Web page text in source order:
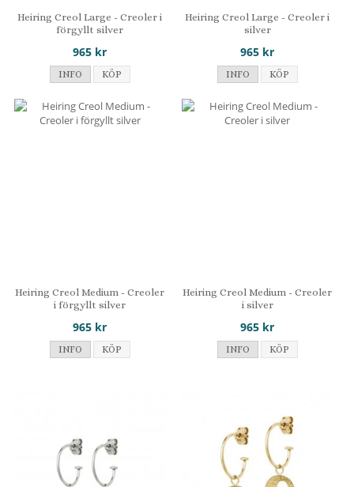
Heiring Creol Large - Creoler i
förgyllt silver
965 kr
INFO KÖP
Heiring Creol Large - Creoler i
silver
965 kr
INFO KÖP
Heiring Creol Medium - Creoler
i förgyllt silver
965 kr
INFO KÖP
Heiring Creol Medium - Creoler
i silver
965 kr
INFO KÖP